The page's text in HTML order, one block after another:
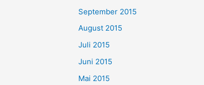
September 2015
August 2015
Juli 2015
Juni 2015
Mai 2015